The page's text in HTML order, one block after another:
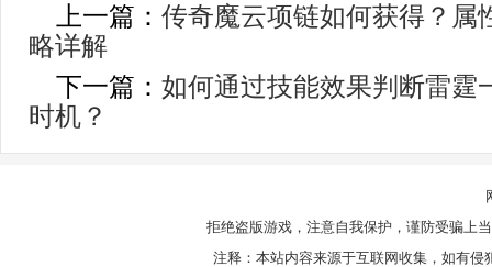
上一篇： 传奇魔云项链如何获得？属
略详解
下一篇： 如何通过技能效果判断雷霆
时机？
拒绝盗版游戏，注意自我保护，谨防受骗上
注释：本站内容来源于互联网收集，如有